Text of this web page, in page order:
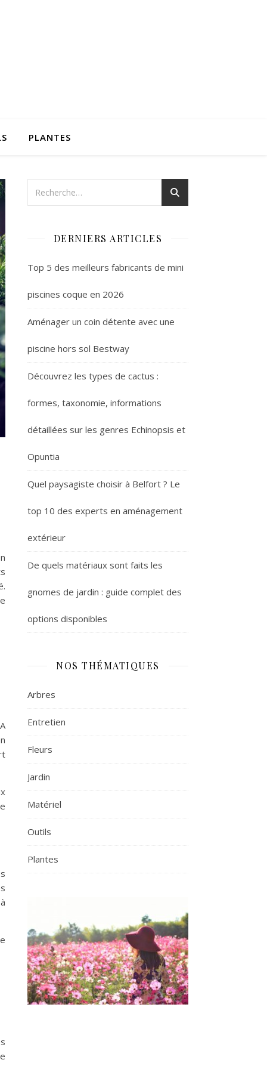
PLANTES
DERNIERS ARTICLES
Top 5 des meilleurs fabricants de mini
piscines coque en 2026
Aménager un coin détente avec une
piscine hors sol Bestway
Découvrez les types de cactus :
formes, taxonomie, informations
détaillées sur les genres Echinopsis et
Opuntia
Quel paysagiste choisir à Belfort ? Le
top 10 des experts en aménagement
extérieur
De quels matériaux sont faits les
gnomes de jardin : guide complet des
options disponibles
NOS THÉMATIQUES
Arbres
Entretien
Fleurs
Jardin
Matériel
Outils
Plantes